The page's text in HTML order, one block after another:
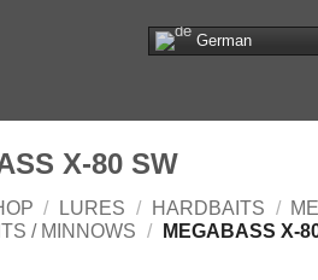
German
X-80 SW
/ LURES / HARDBAITS /
/ MINNOWS / MEGABASS X-